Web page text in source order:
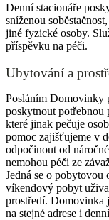
Denní stacionáře
sníženou
jiné fyzické osoby.
příspěvku na péči.
Ubytování a
Posláním Domovinky
poskytnout potřebnou
které jinak pečuje
pomoc zajišťujeme v
odpočinout od
nemohou péči ze
Jedná se o pobytovou
víkendový pobyt
prostředí. Domovinka
na stejné adrese i